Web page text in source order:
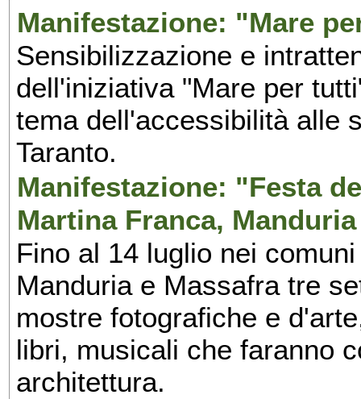
Manifestazione: "Mare
Sensibilizzazione e
dell'iniziativa "Mare per
tema dell'accessibilità alle
Taranto.
Manifestazione: "Festa
Martina Franca,
Fino al 14 luglio nei
Manduria e Massafra tre
mostre fotografiche e
libri, musicali che faranno
architettura.